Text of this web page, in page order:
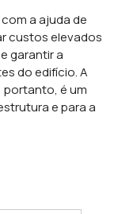
a ajuda de
custos elevados
garantir a
do edifício. A
é um
e para a